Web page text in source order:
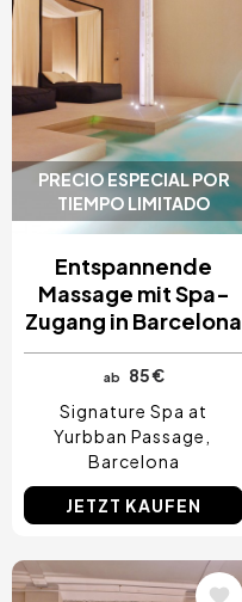
PRECIO ESPECIAL POR
TIEMPO LIMITADO
Entspannende
Massage mit Spa-
Zugang in Barcelona
ab
85 €
Signature Spa at
Yurbban Passage
Barcelona
JETZT KAUFEN